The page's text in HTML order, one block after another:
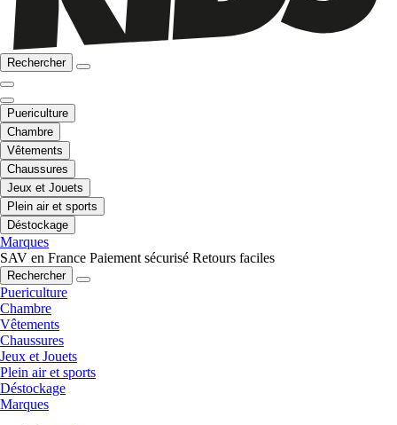
Rechercher
Puericulture
Chambre
Vêtements
Chaussures
Jeux et Jouets
Plein air et sports
Déstockage
Marques
SAV en France Paiement sécurisé Retours faciles
Rechercher
Puericulture
Chambre
Vêtements
Chaussures
Jeux et Jouets
Plein air et sports
Déstockage
Marques